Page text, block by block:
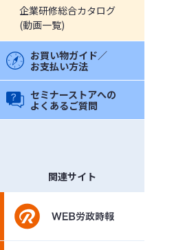
企業研修総合カタログ
(動画一覧)
お買い物ガイド／
お支払い方法
セミナーストアへの
よくあるご質問
関連サイト